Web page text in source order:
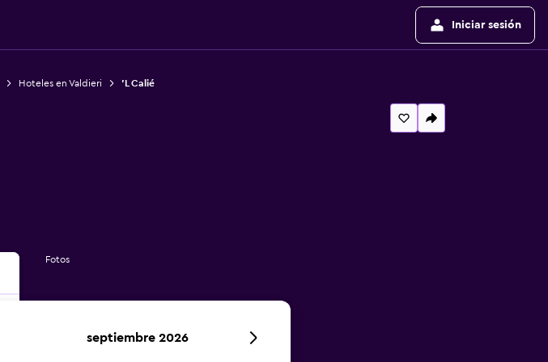
Iniciar sesión
Hoteles en Valdieri 'L Calié
Fotos
septiembre 2026